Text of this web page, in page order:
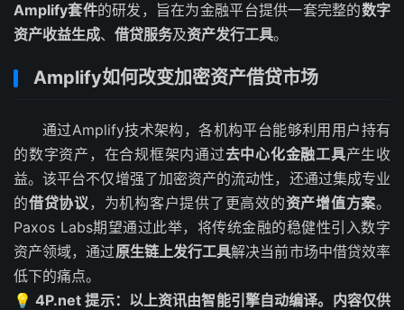
Amplify套件的研发，旨在为金融平台提供一套完整的数字
资产收益生成、 借贷服务及资产发行工具。
Amplify如何改变加密资产借贷市场
通过Amplify技术架构，各机构平台能够利用用户持有
的数字资产，在合规框架内通过去中心化金融工具产生收
益。该平台不仅增强了加密资产的流动性，还通过集成专业
的借贷协议，为机构客户提供了更高效的资产增值方案。
Paxos Labs期望通过此举，将传统金融的稳健性引入数字
资产领域，通过原生链上发行工具解决当前市场中借贷效率
低下的痛点。
💡 4P.net 提示：以上资讯由智能引擎自动编译。内容仅供